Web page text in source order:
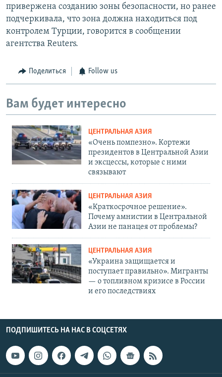
привержена созданию зоны безопасности, но ранее
подчеркивала, что зона должна находиться под
контролем Турции, говорится в сообщении
агентства Reuters.
Поделиться Follow us
Вам будет интересно
ЦЕНТРАЛЬНАЯ АЗИЯ
«Очень помпезно». Кортежи
президентов в Центральной Азии
и эксцессы, которые с ними
связывают
ЦЕНТРАЛЬНАЯ АЗИЯ
«Краткосрочное решение».
Почему амнистии в Центральной
Азии не панацея от проблемы?
ЦЕНТРАЛЬНАЯ АЗИЯ
«Украина защищается и
поступает правильно». Мигранты
— о топливном кризисе в России
и его последствиях
ПОДПИШИТЕСЬ НА НАС В СОЦСЕТЯХ